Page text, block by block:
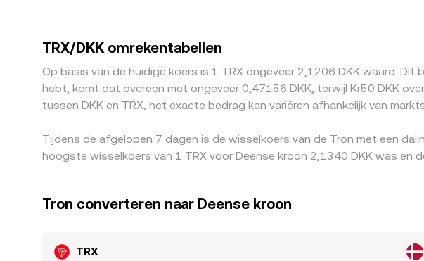
naar elkaar toe trekt. Toch is arbitrage geen perfect mechanisme:
ervoor zorgen dat verschillen in de TRX/DKK conversion rate tussen
TRX/DKK omrekentabellen
Op basis van de huidige koers is 1 TRX ongeveer 2,1206 DKK waard.
hebt, komt dat overeen met ongeveer 0,47156 DKK, terwijl Kr50 DKK
tussen DKK en TRX, het exacte bedrag kan variëren afhankelijk van
Tijdens de afgelopen 7 dagen is de wisselkoers van de Tron met een
hoogste wisselkoers van 1 TRX voor Deense kroon 2,1340 DKK was en
Tron converteren naar Deense kroon
TRX